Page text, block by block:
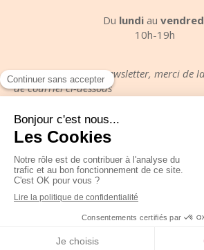
Du lundi au
10h-19h
Pour recevoir votre newsletter, merci de
de courriel ci-dessous
Votre email
Mentions légales
Création et référencement du site par Simplébo
Site partenaire deAnnuaire Thérapeutes